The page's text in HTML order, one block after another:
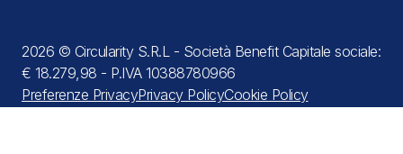
2026 © Circularity S.R.L - Società Benefit Capitale sociale:
€ 18.279,98 - P.IVA 10388780966
Preferenze PrivacyPrivacy PolicyCookie Policy